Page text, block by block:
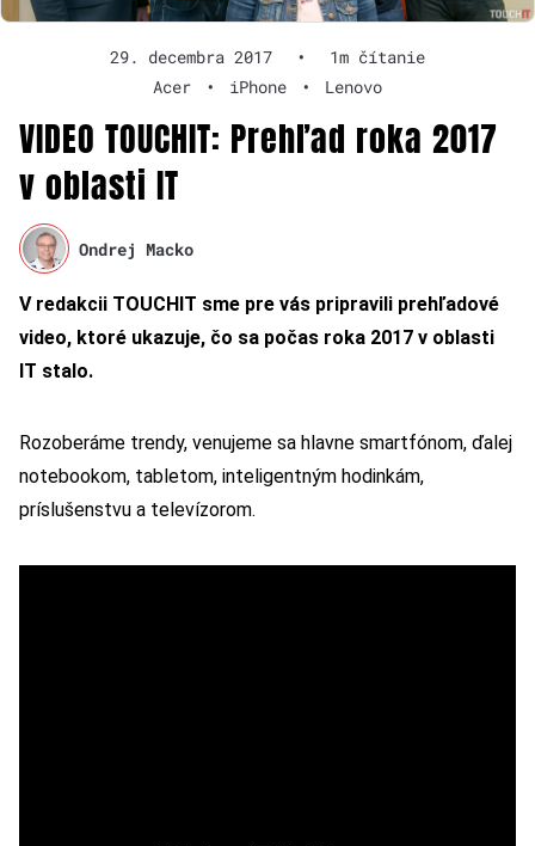
29. decembra 2017 •
1m čítanie
Acer
• iPhone • Lenovo
VIDEO TOUCHIT: Prehľad roka 2017
v oblasti IT
Ondrej Macko
V redakcii TOUCHIT sme pre vás pripravili prehľadové
video, ktoré ukazuje, čo sa počas roka 2017 v oblasti
IT stalo.
Rozoberáme trendy, venujeme sa hlavne smartfónom, ďalej
notebookom, tabletom, inteligentným hodinkám,
príslušenstvu a televízorom.